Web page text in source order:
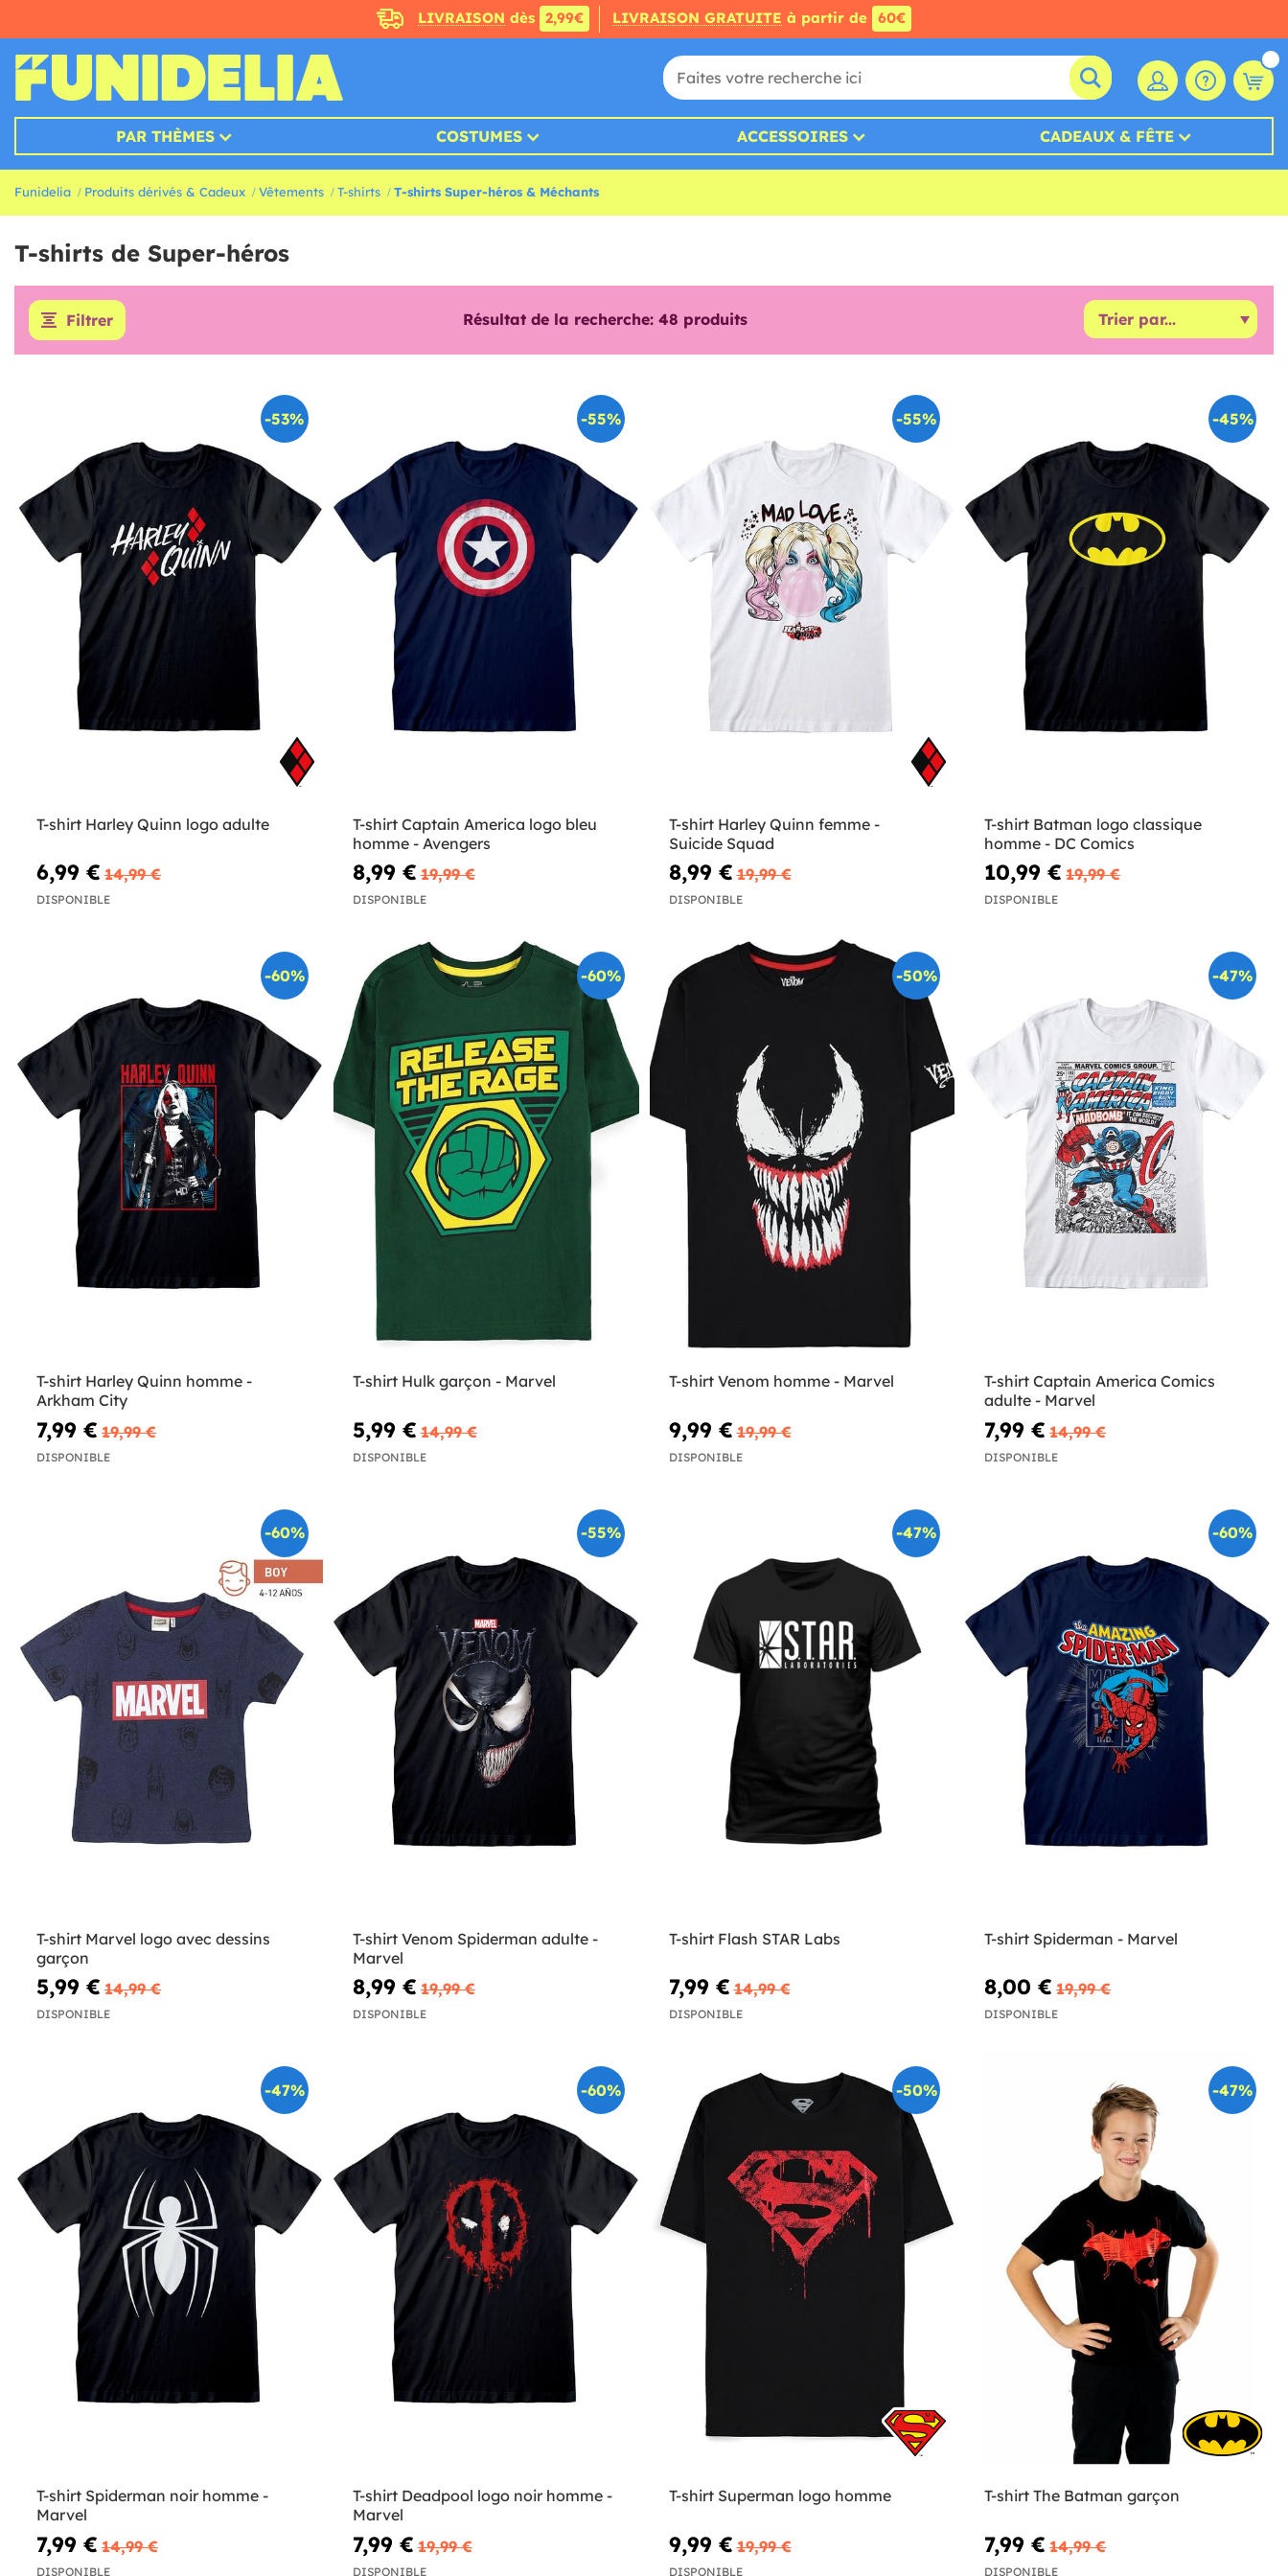
LIVRAISON dès 2,99€ LIVRAISON GRATUITE à partir de 60€
PAR THÈMES COSTUMES ACCESSOIRES CADEAUX & FÊTE
Funidelia Produits dérivés & Cadeux Vêtements T-shirts T-shirts Super-héros & Méchants
T-shirts de Super-héros
Filtrer Résultat de la recherche: 48 produits
-53%
T-shirt Harley Quinn logo adulte
6,99 € 14,99 €
DISPONIBLE
-55%
T-shirt Captain America logo bleu
homme - Avengers
8,99 € 19,99 €
DISPONIBLE
-55%
T-shirt Harley Quinn femme -
Suicide Squad
8,99 € 19,99 €
DISPONIBLE
-45%
T-shirt Batman logo classique
homme - DC Comics
10,99 € 19,99 €
DISPONIBLE
-60%
T-shirt Harley Quinn homme -
Arkham City
7,99 € 19,99 €
DISPONIBLE
-60%
T-shirt Hulk garçon - Marvel
5,99 € 14,99 €
DISPONIBLE
-50%
T-shirt Venom homme - Marvel
9,99 € 19,99 €
DISPONIBLE
-47%
T-shirt Captain America Comics
adulte - Marvel
7,99 € 14,99 €
DISPONIBLE
-60%
T-shirt Marvel logo avec dessins
garçon
5,99 € 14,99 €
DISPONIBLE
-55%
T-shirt Venom Spiderman adulte -
Marvel
8,99 € 19,99 €
DISPONIBLE
-47%
T-shirt Flash STAR Labs
7,99 € 14,99 €
DISPONIBLE
-60%
T-shirt Spiderman - Marvel
8,00 € 19,99 €
DISPONIBLE
-47%
T-shirt Spiderman noir homme -
Marvel
7,99 € 14,99 €
DISPONIBLE
-60%
T-shirt Deadpool logo noir homme -
Marvel
7,99 € 19,99 €
DISPONIBLE
-50%
T-shirt Superman logo homme
9,99 € 19,99 €
DISPONIBLE
-47%
T-shirt The Batman garçon
7,99 € 14,99 €
DISPONIBLE